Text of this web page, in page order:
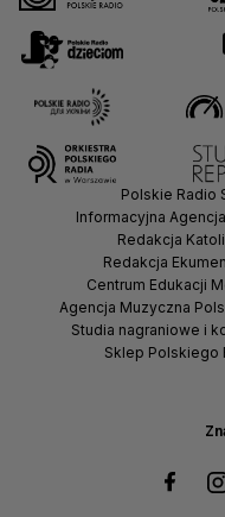
Polskie Radio
Informacyjna
Redakcja
Redakcja
Centrum Edukacji
Agencja Muzyczna
Studia nagraniowe i
Sklep Polskiego